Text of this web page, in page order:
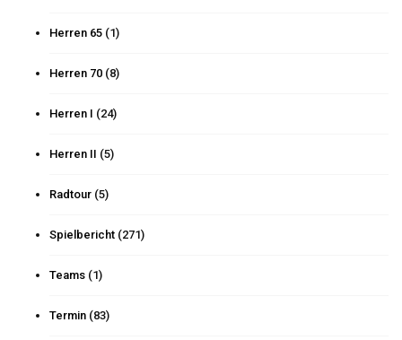
Herren 65 (1)
Herren 70 (8)
Herren I (24)
Herren II (5)
Radtour (5)
Spielbericht (271)
Teams (1)
Termin (83)